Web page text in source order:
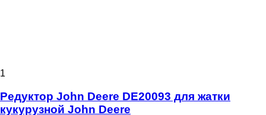
1
Редуктор John Deere DE20093 для жатки
кукурузной John Deere